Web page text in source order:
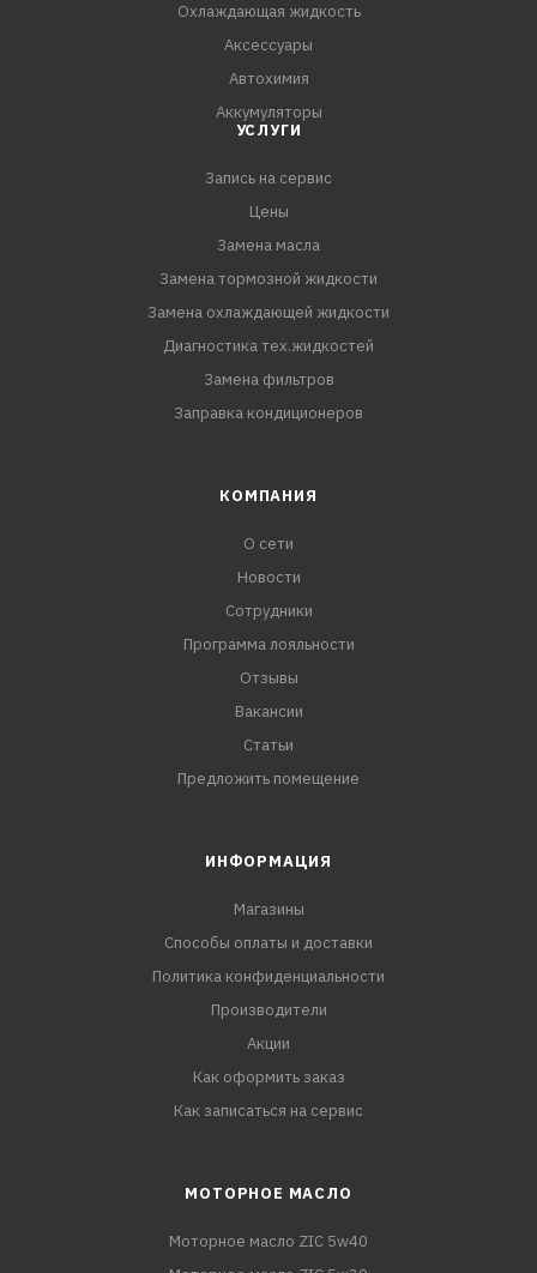
Охлаждающая жидкость
Аксессуары
Автохимия
Аккумуляторы
УСЛУГИ
Запись на сервис
Цены
Замена масла
Замена тормозной жидкости
Замена охлаждающей жидкости
Диагностика тех.жидкостей
Замена фильтров
Заправка кондиционеров
КОМПАНИЯ
О сети
Новости
Сотрудники
Программа лояльности
Отзывы
Вакансии
Статьи
Предложить помещение
ИНФОРМАЦИЯ
Магазины
Способы оплаты и доставки
Политика конфиденциальности
Производители
Акции
Как оформить заказ
Как записаться на сервис
МОТОРНОЕ МАСЛО
Моторное масло ZIC 5w40